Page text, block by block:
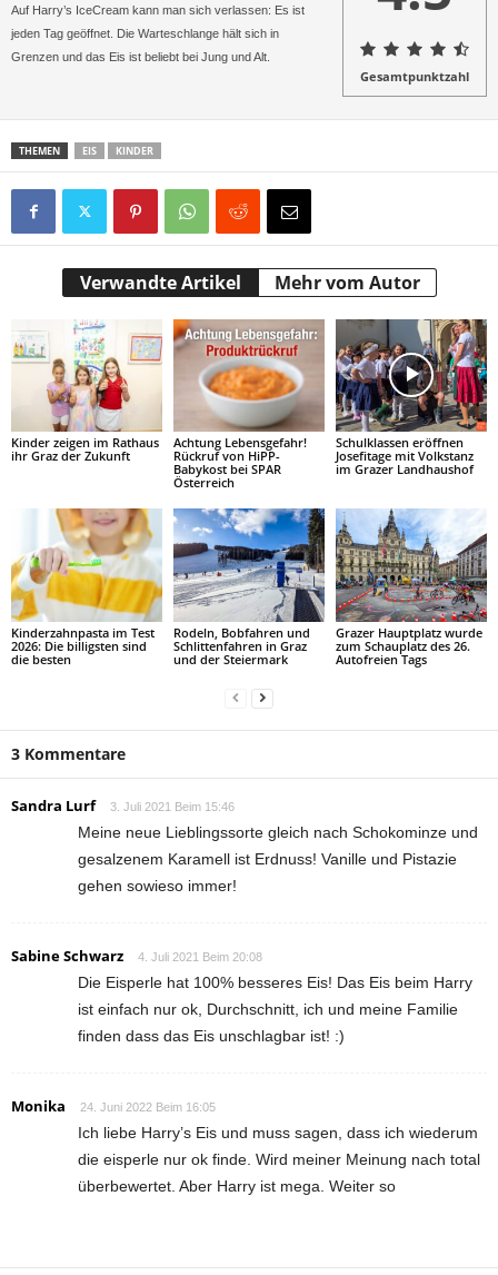
Auf Harry’s IceCream kann man sich verlassen: Es ist
jeden Tag geöffnet. Die Warteschlange hält sich in
Grenzen und das Eis ist beliebt bei Jung und Alt.
Gesamtpunktzahl
THEMEN EIS KINDER
Verwandte Artikel Mehr vom Autor
Kinder zeigen im Rathaus
ihr Graz der Zukunft
Achtung Lebensgefahr!
Rückruf von HiPP-
Babykost bei SPAR
Österreich
Schulklassen eröffnen
Josefitage mit Volkstanz
im Grazer Landhaushof
Kinderzahnpasta im Test
2026: Die billigsten sind
die besten
Rodeln, Bobfahren und
Schlittenfahren in Graz
und der Steiermark
Grazer Hauptplatz wurde
zum Schauplatz des 26.
Autofreien Tags
3 Kommentare
Sandra Lurf 3. Juli 2021 Beim 15:46
Meine neue Lieblingssorte gleich nach Schokominze und
gesalzenem Karamell ist Erdnuss! Vanille und Pistazie
gehen sowieso immer!
Sabine Schwarz 4. Juli 2021 Beim 20:08
Die Eisperle hat 100% besseres Eis! Das Eis beim Harry
ist einfach nur ok, Durchschnitt, ich und meine Familie
finden dass das Eis unschlagbar ist! :)
Monika 24. Juni 2022 Beim 16:05
Ich liebe Harry’s Eis und muss sagen, dass ich wiederum
die eisperle nur ok finde. Wird meiner Meinung nach total
überbewertet. Aber Harry ist mega. Weiter so